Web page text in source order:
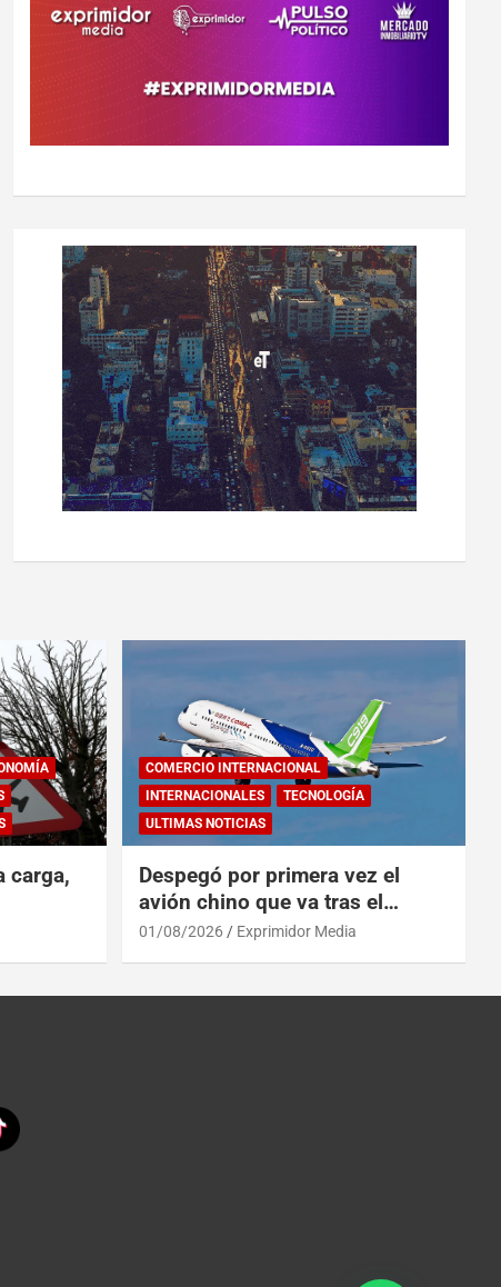
carga,
COMERCIO INTERNACIONAL
INTERNACIONALES
TECNOLOGÍA
ULTIMAS NOTICIAS
Despegó por primera vez el
avión chino que va tras el
reinado del A319 en el Tíbet
01/08/2026 Exprimidor Media